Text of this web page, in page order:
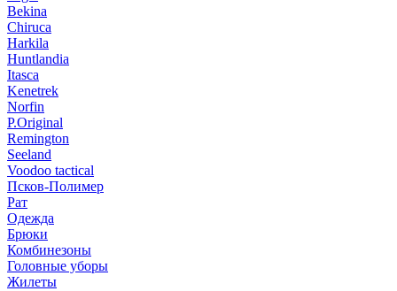
Bekina
Chiruсa
Harkila
Huntlandia
Itasca
Kenetrek
Norfin
P.Original
Remington
Seeland
Voodoo tactical
Псков-Полимер
Рат
Одежда
Брюки
Комбинезоны
Головные уборы
Жилеты